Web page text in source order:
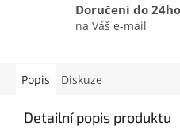
Doručení do
na Váš e-mail
Popis Diskuze
Detailní popis produktu